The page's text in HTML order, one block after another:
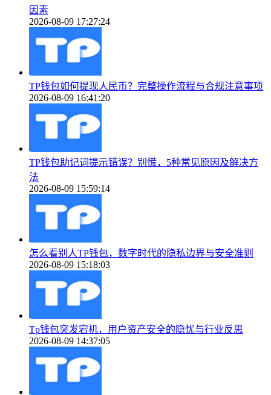
因素
2026-08-09 17:27:24
TP钱包如何提现人民币？完整操作流程与合规注意事项
2026-08-09 16:41:20
TP钱包助记词提示错误？别慌，5种常见原因及解决方
法
2026-08-09 15:59:14
怎么看别人TP钱包，数字时代的隐私边界与安全准则
2026-08-09 15:18:03
Tp钱包突发宕机，用户资产安全的隐忧与行业反思
2026-08-09 14:37:05